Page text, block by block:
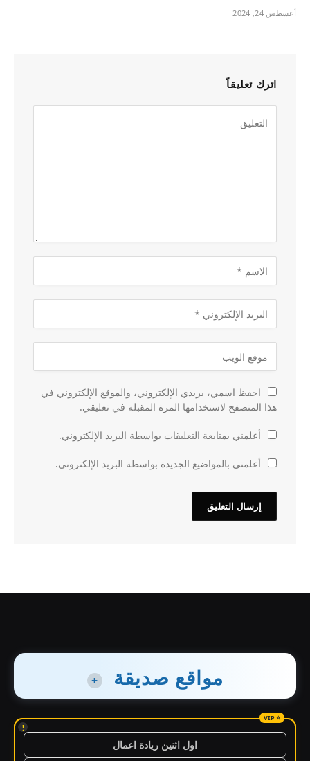
أغسطس 24, 2024
اترك تعليقاً
احفظ اسمي، بريدي الإلكتروني، والموقع الإلكتروني في
هذا المتصفح لاستخدامها المرة المقبلة في تعليقي.
أعلمني بمتابعة التعليقات بواسطة البريد الإلكتروني.
أعلمني بالمواضيع الجديدة بواسطة البريد الإلكتروني.
مواقع صديقة +
!
اول اثنين ريادة اعمال